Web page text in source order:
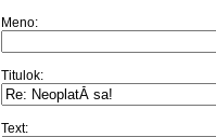
Meno:
Titulok:
Text: